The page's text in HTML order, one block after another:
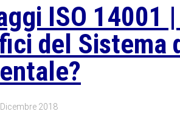
ISO 14001
del Sistema
2018